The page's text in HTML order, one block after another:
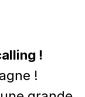
!
!